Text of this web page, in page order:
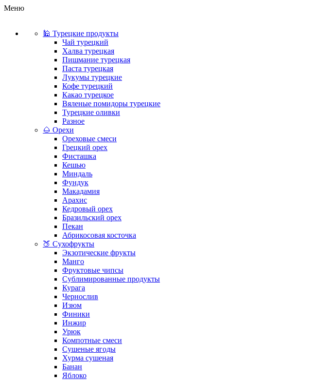
Меню
🕌 Турецкие продукты
Чай турецкий
Халва турецкая
Пишмание турецкая
Паста турецкая
Лукумы турецкие
Кофе турецкий
Какао турецкое
Вяленые помидоры турецкие
Турецкие оливки
Разное
🌰 Орехи
Ореховые смеси
Грецкий орех
Фисташка
Кешью
Миндаль
Фундук
Макадамия
Арахис
Кедровый орех
Бразильский орех
Пекан
Абрикосовая косточка
🍑 Сухофрукты
Экзотические фрукты
Манго
Фруктовые чипсы
Сублимированные продукты
Курага
Чернослив
Изюм
Финики
Инжир
Урюк
Компотные смеси
Сушеные ягоды
Хурма сушеная
Банан
Яблоко